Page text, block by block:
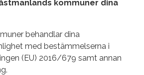
kommuner dina
behandlar dina
med bestämmelserna i
(EU) 2016/679 samt annan